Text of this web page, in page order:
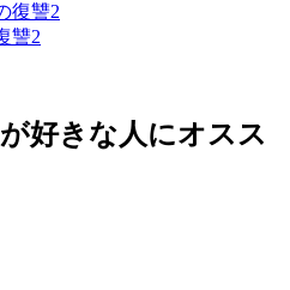
讐2
好きな人にオスス